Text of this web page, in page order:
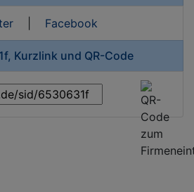
| Facebook
Kurzlink und QR-Code